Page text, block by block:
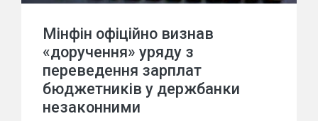
Мінфін офіційно визнав
«доручення» уряду з
переведення зарплат
бюджетників у держбанки
незаконними